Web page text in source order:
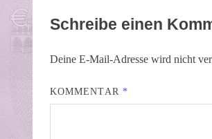
Schreibe einen
Deine E-Mail-Adresse wird nicht
KOMMENTAR *